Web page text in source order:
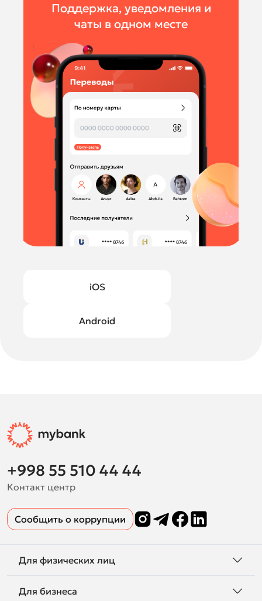
Поддержка, уведомления и
чаты в одном месте
iOS
Android
+998 55 510 44 44
Контакт центр
Сообщить о коррупции
Для физических лиц
Для бизнеса